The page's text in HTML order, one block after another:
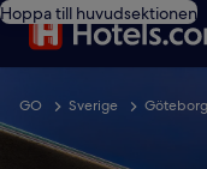
Hoppa till huvudsektionen
GO Sverige Göteborg